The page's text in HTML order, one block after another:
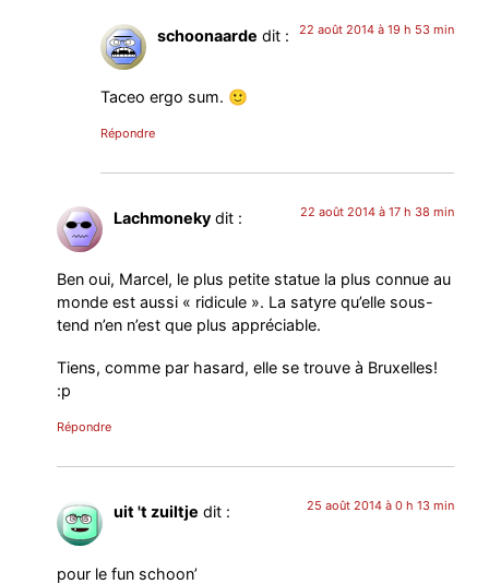
schoonaarde dit : 22 août 2014 à 19 h 53 min
Taceo ergo sum. 🙂
Répondre
Lachmoneky dit : 22 août 2014 à 17 h 38 min
Ben oui, Marcel, le plus petite statue la plus connue au
monde est aussi « ridicule ». La satyre qu’elle sous-
tend n’en n’est que plus appréciable.
Tiens, comme par hasard, elle se trouve à Bruxelles!
:p
Répondre
uit 't zuiltje dit : 25 août 2014 à 0 h 13 min
pour le fun schoon’